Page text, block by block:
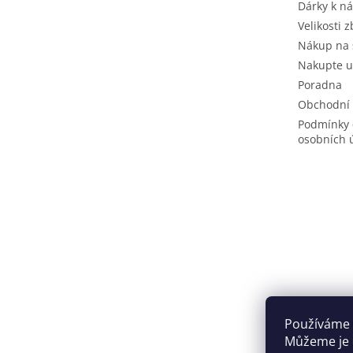
Používáme
Můžeme
Dárky k
Velikosti
Nákup na
Nakupte
Poradna
osobních